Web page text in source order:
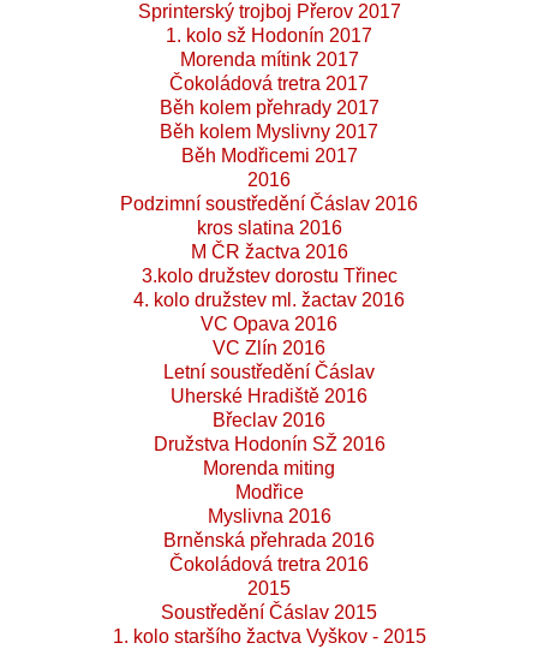
Sprinterský trojboj Přerov 2017
1. kolo sž Hodonín 2017
Morenda mítink 2017
Čokoládová tretra 2017
Běh kolem přehrady 2017
Běh kolem Myslivny 2017
Běh Modřicemi 2017
2016
Podzimní soustředění Čáslav 2016
kros slatina 2016
M ČR žactva 2016
3.kolo družstev dorostu Třinec
4. kolo družstev ml. žactav 2016
VC Opava 2016
VC Zlín 2016
Letní soustředění Čáslav
Uherské Hradiště 2016
Břeclav 2016
Družstva Hodonín SŽ 2016
Morenda miting
Modřice
Myslivna 2016
Brněnská přehrada 2016
Čokoládová tretra 2016
2015
Soustředění Čáslav 2015
1. kolo staršího žactva Vyškov - 2015